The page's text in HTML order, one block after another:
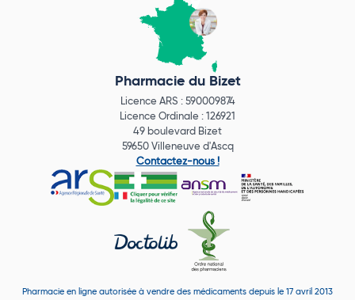
Pharmacie du Bizet
Licence ARS : 590009874
Licence Ordinale : 126921
49 boulevard Bizet
59650 Villeneuve d'Ascq
Contactez-nous !
Pharmacie en ligne autorisée à vendre des médicaments depuis le 17 avril 2013